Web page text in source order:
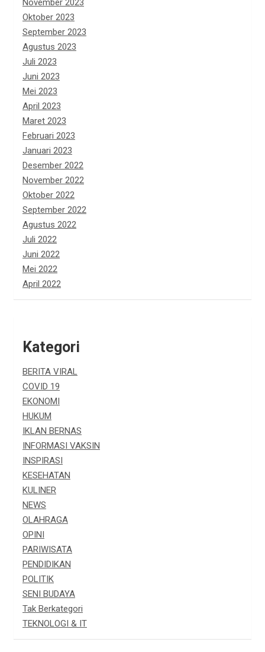
November 2023
Oktober 2023
September 2023
Agustus 2023
Juli 2023
Juni 2023
Mei 2023
April 2023
Maret 2023
Februari 2023
Januari 2023
Desember 2022
November 2022
Oktober 2022
September 2022
Agustus 2022
Juli 2022
Juni 2022
Mei 2022
April 2022
Kategori
BERITA VIRAL
COVID 19
EKONOMI
HUKUM
IKLAN BERNAS
INFORMASI VAKSIN
INSPIRASI
KESEHATAN
KULINER
NEWS
OLAHRAGA
OPINI
PARIWISATA
PENDIDIKAN
POLITIK
SENI BUDAYA
Tak Berkategori
TEKNOLOGI & IT